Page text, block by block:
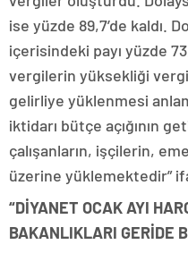
ise yüzde 89,7’de kaldı.
içerisindeki payı yüzde
vergilerin yüksekliği
gelirliye yüklenmesi
iktidarı bütçe açığının
çalışanların, işçilerin,
üzerine yüklemektedir”
“DİYANET OCAK AYI
BAKANLIKLARI GERİDE